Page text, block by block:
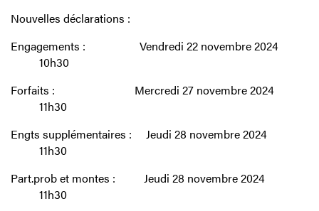
Nouvelles déclarations :
Engagements : Vendredi 22 novembre 2024
10h30
Forfaits : Mercredi 27 novembre 2024
11h30
Engts supplémentaires : Jeudi 28 novembre 2024
11h30
Part.prob et montes : Jeudi 28 novembre 2024
11h30